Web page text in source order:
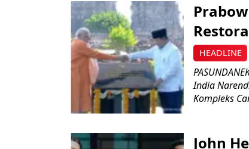
HEADLINE
India
Kompleks
John